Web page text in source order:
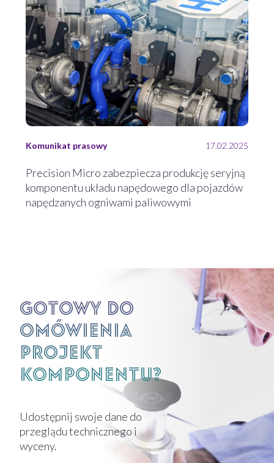
Komunikat prasowy 17.02.2025
Precision Micro zabezpiecza produkcję seryjną
komponentu układu napędowego dla pojazdów
napędzanych ogniwami paliwowymi
Gotowy do
omówienia
projekt
komponentu?
Udostępnij swoje dane do
przeglądu technicznego i
wyceny.